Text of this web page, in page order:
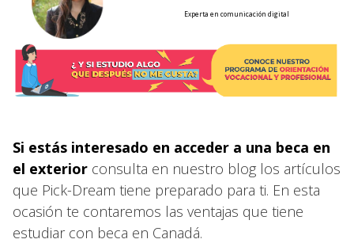
Experta en comunicación digital
Si estás interesado en acceder a una beca en
el exterior consulta en nuestro blog los artículos
que Pick-Dream tiene preparado para ti. En esta
ocasión te contaremos las ventajas que tiene
estudiar con beca en Canadá.